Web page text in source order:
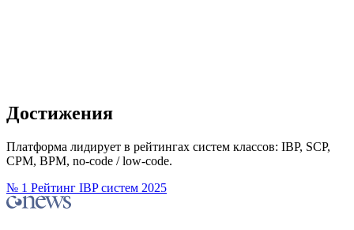
Достижения
Платформа лидирует в рейтингах систем классов: IBP, SCP,
CPM, BPM, no-code / low-code.
№ 1 Рейтинг IBP систем 2025